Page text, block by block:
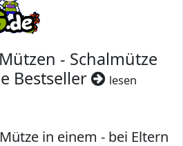
- Schalmütze
Bestseller
lesen
in einem - bei Eltern